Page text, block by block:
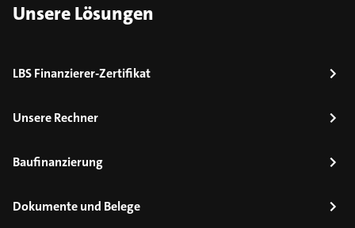
Unsere Lösungen
LBS Finanzierer-Zertifikat
Unsere Rechner
Baufinanzierung
Dokumente und Belege